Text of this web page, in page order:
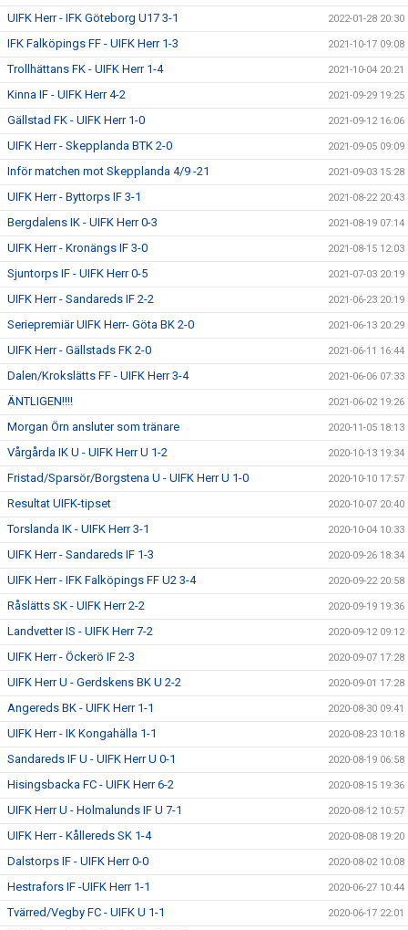
UIFK Herr - IFK Göteborg U17 3-1 2022-01-28 20:30
IFK Falköpings FF - UIFK Herr 1-3 2021-10-17 09:08
Trollhättans FK - UIFK Herr 1-4 2021-10-04 20:21
Kinna IF - UIFK Herr 4-2 2021-09-29 19:25
Gällstad FK - UIFK Herr 1-0 2021-09-12 16:06
UIFK Herr - Skepplanda BTK 2-0 2021-09-05 09:09
Inför matchen mot Skepplanda 4/9 -21 2021-09-03 15:28
UIFK Herr - Byttorps IF 3-1 2021-08-22 20:43
Bergdalens IK - UIFK Herr 0-3 2021-08-19 07:14
UIFK Herr - Kronängs IF 3-0 2021-08-15 12:03
Sjuntorps IF - UIFK Herr 0-5 2021-07-03 20:19
UIFK Herr - Sandareds IF 2-2 2021-06-23 20:19
Seriepremiär UIFK Herr- Göta BK 2-0 2021-06-13 20:29
UIFK Herr - Gällstads FK 2-0 2021-06-11 16:44
Dalen/Krokslätts FF - UIFK Herr 3-4 2021-06-06 07:33
ÄNTLIGEN!!!! 2021-06-02 19:26
Morgan Örn ansluter som tränare 2020-11-05 18:13
Vårgårda IK U - UIFK Herr U 1-2 2020-10-13 19:34
Fristad/Sparsör/Borgstena U - UIFK Herr U 1-0 2020-10-10 17:57
Resultat UIFK-tipset 2020-10-07 20:40
Torslanda IK - UIFK Herr 3-1 2020-10-04 10:33
UIFK Herr - Sandareds IF 1-3 2020-09-26 18:34
UIFK Herr - IFK Falköpings FF U2 3-4 2020-09-22 20:58
Råslätts SK - UIFK Herr 2-2 2020-09-19 19:36
Landvetter IS - UIFK Herr 7-2 2020-09-12 09:12
UIFK Herr - Öckerö IF 2-3 2020-09-07 17:28
UIFK Herr U - Gerdskens BK U 2-2 2020-09-01 17:28
Angereds BK - UIFK Herr 1-1 2020-08-30 09:41
UIFK Herr - IK Kongahälla 1-1 2020-08-23 10:18
Sandareds IF U - UIFK Herr U 0-1 2020-08-19 06:58
Hisingsbacka FC - UIFK Herr 6-2 2020-08-15 19:36
UIFK Herr U - Holmalunds IF U 7-1 2020-08-12 10:57
UIFK Herr - Kållereds SK 1-4 2020-08-08 19:20
Dalstorps IF - UIFK Herr 0-0 2020-08-02 10:08
Hestrafors IF -UIFK Herr 1-1 2020-06-27 10:44
Tvärred/Vegby FC - UIFK U 1-1 2020-06-17 22:01